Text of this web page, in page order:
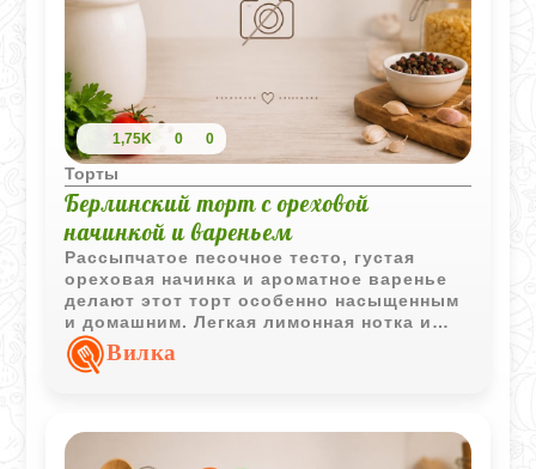
1,75K 0 0
Торты
Берлинский торт с ореховой
начинкой и вареньем
Рассыпчатое песочное тесто, густая
ореховая начинка и ароматное варенье
делают этот торт особенно насыщенным
и домашним. Легкая лимонная нотка и
хрустящая решетка сверху придают
выпечке классический уютный характер.
Вилка